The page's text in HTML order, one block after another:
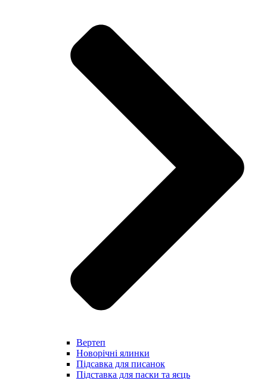
Вертеп
Новорічні ялинки
Підсавка для писанок
Підставка для паски та яєць